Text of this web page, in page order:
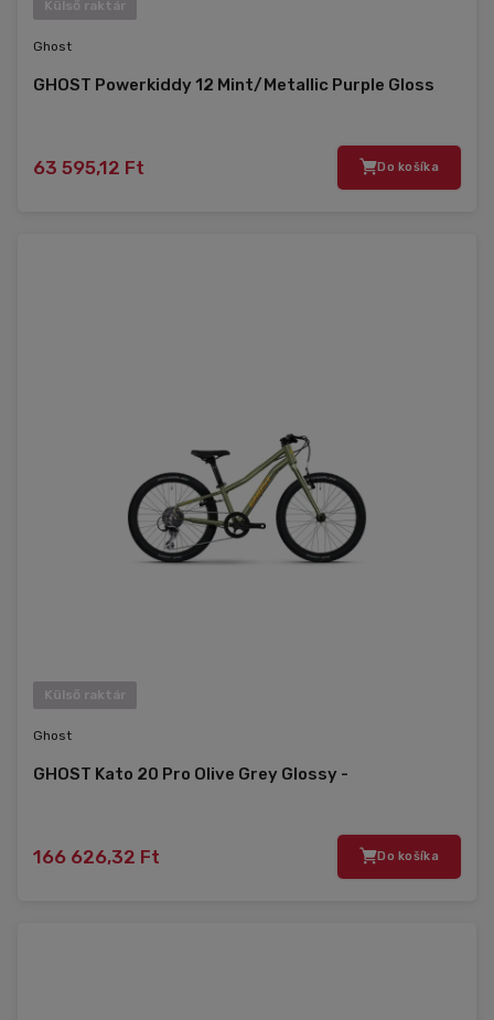
Külső raktár
Ghost
GHOST Powerkiddy 12 Mint/Metallic Purple Gloss
63 595,12 Ft Do košíka
Külső raktár
Ghost
GHOST Kato 20 Pro Olive Grey Glossy -
166 626,32 Ft Do košíka